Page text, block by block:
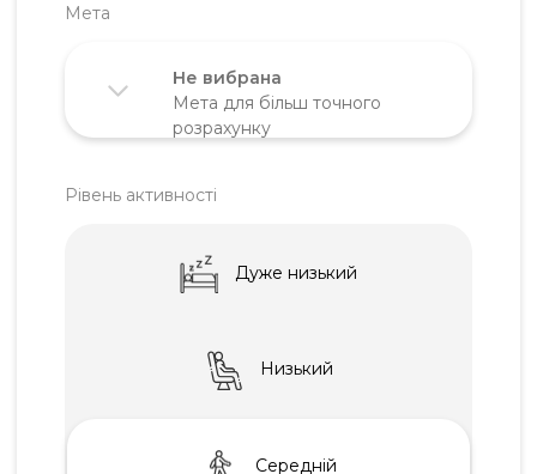
Мета
Не вибрана
Мета для бiльш точного
розрахунку
Підтримка ваги
Зниження ваги
Набір ваги
Рiвень активностi
Дуже низький
Низький
Середнiй